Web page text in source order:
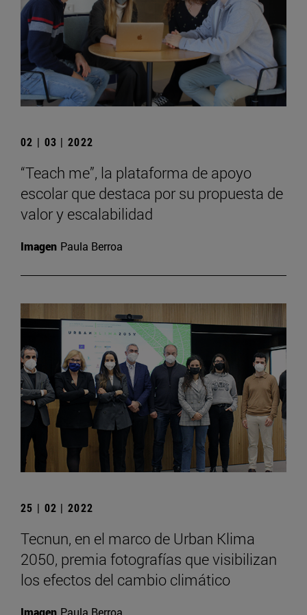
02 | 03 | 2022
“Teach me”, la plataforma de apoyo
escolar que destaca por su propuesta de
valor y escalabilidad
Imagen Paula Berroa
25 | 02 | 2022
Tecnun, en el marco de Urban Klima
2050, premia fotografías que visibilizan
los efectos del cambio climático
Imagen Paula Berroa